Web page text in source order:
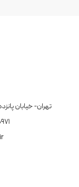
تهران- خیابان